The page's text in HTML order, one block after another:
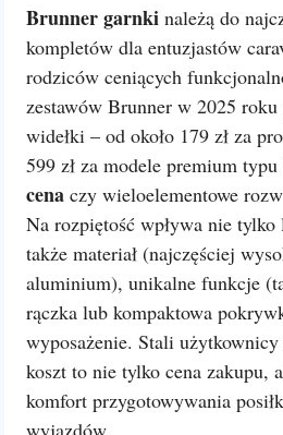
Brunner garnki należą do
kompletów dla entuzjastów
rodziców ceniących
zestawów Brunner w 2025
widełki – od około 179 zł za
599 zł za modele premium typu
cena czy wieloelementowe
Na rozpiętość wpływa nie
także materiał (najczęściej
aluminium), unikalne funkcje
rączka lub kompaktowa
wyposażenie. Stali
koszt to nie tylko cena zakupu,
komfort przygotowywania
wyjazdów.